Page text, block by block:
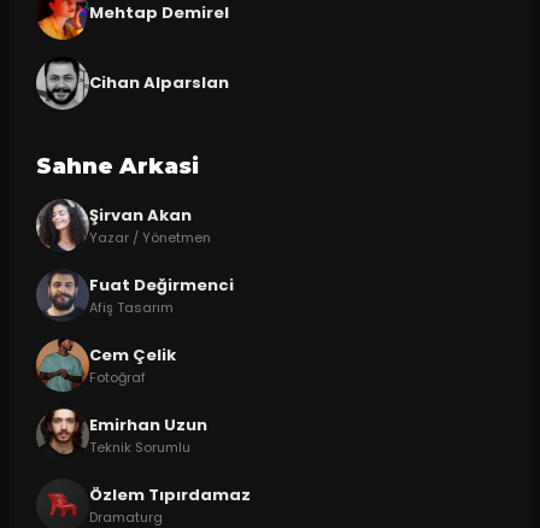
Mehtap Demirel
Cihan Alparslan
Sahne Arkasi
Şirvan Akan
Yazar / Yönetmen
Fuat Değirmenci
Afiş Tasarım
Cem Çelik
Fotoğraf
Emirhan Uzun
Teknik Sorumlu
Özlem Tıpırdamaz
Dramaturg